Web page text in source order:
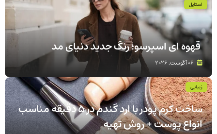
قهوه‌ ای اسپرسو؛ رنگ جدید دنیای مد
استایل
ساخت کرم پودر با ارد گندم در ۵ دقیقه مناسب
انواع پوست‌ + روش تهیه
زیبایی